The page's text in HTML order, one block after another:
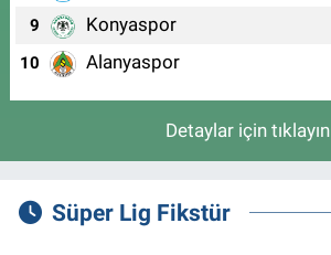
9 Konyaspor
10 Alanyaspor
Detaylar için tıklayın
Süper Lig Fikstür